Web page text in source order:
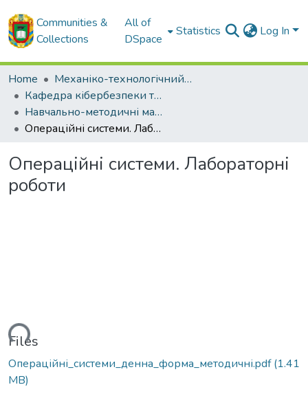
Communities &
Collections
All of
DSpace
Statistics Log In
Home
Механіко-технологічний факультет
Кафедра кібербезпеки та програмного забезпечення
Навчально-методичні матеріали кафедри КБ та ПЗ
Операційні системи. Лабораторні роботи
Операційні системи. Лабораторні
роботи
Files
Операційні_системи_денна_форма_методичні.pdf(1.41
MB)